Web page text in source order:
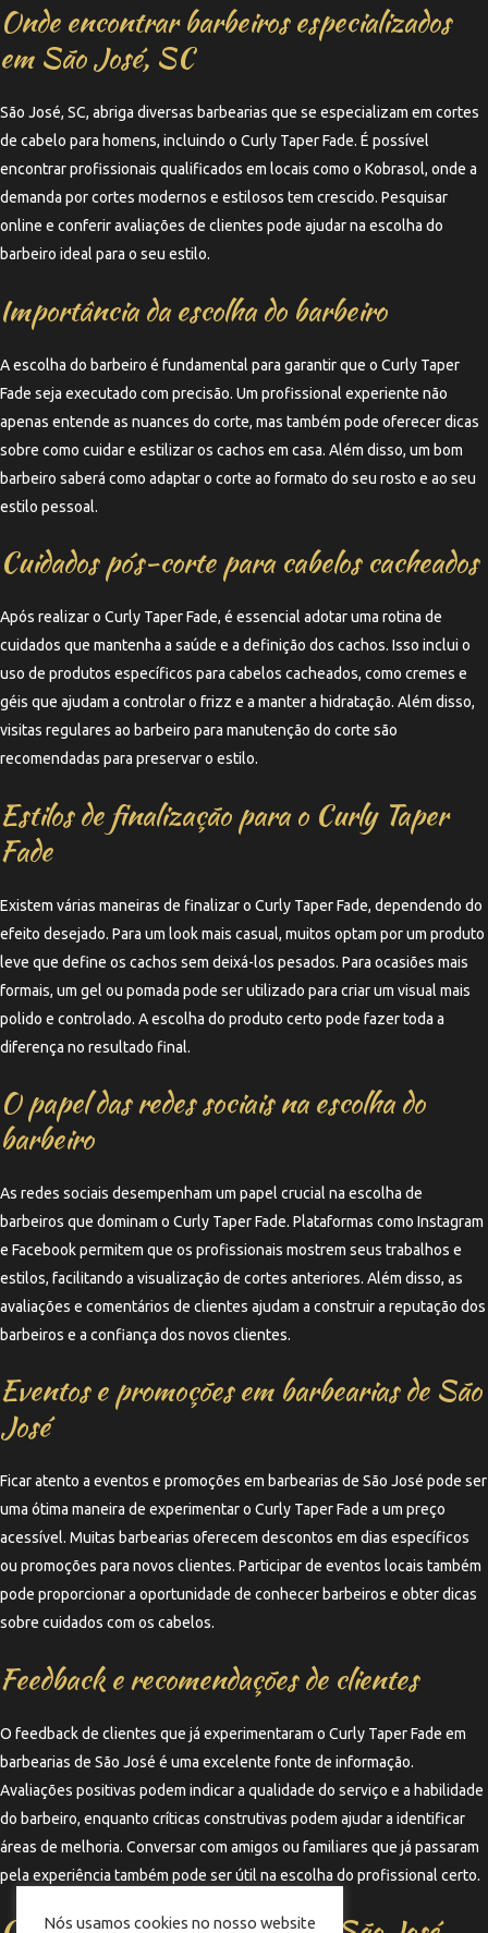
Onde encontrar barbeiros especializados
em São José, SC
São José, SC, abriga diversas barbearias que se especializam em cortes
de cabelo para homens, incluindo o Curly Taper Fade. É possível
encontrar profissionais qualificados em locais como o Kobrasol, onde a
demanda por cortes modernos e estilosos tem crescido. Pesquisar
online e conferir avaliações de clientes pode ajudar na escolha do
barbeiro ideal para o seu estilo.
Importância da escolha do barbeiro
A escolha do barbeiro é fundamental para garantir que o Curly Taper
Fade seja executado com precisão. Um profissional experiente não
apenas entende as nuances do corte, mas também pode oferecer dicas
sobre como cuidar e estilizar os cachos em casa. Além disso, um bom
barbeiro saberá como adaptar o corte ao formato do seu rosto e ao seu
estilo pessoal.
Cuidados pós-corte para cabelos cacheados
Após realizar o Curly Taper Fade, é essencial adotar uma rotina de
cuidados que mantenha a saúde e a definição dos cachos. Isso inclui o
uso de produtos específicos para cabelos cacheados, como cremes e
géis que ajudam a controlar o frizz e a manter a hidratação. Além disso,
visitas regulares ao barbeiro para manutenção do corte são
recomendadas para preservar o estilo.
Estilos de finalização para o Curly Taper
Fade
Existem várias maneiras de finalizar o Curly Taper Fade, dependendo do
efeito desejado. Para um look mais casual, muitos optam por um produto
leve que define os cachos sem deixá-los pesados. Para ocasiões mais
formais, um gel ou pomada pode ser utilizado para criar um visual mais
polido e controlado. A escolha do produto certo pode fazer toda a
diferença no resultado final.
O papel das redes sociais na escolha do
barbeiro
As redes sociais desempenham um papel crucial na escolha de
barbeiros que dominam o Curly Taper Fade. Plataformas como Instagram
e Facebook permitem que os profissionais mostrem seus trabalhos e
estilos, facilitando a visualização de cortes anteriores. Além disso, as
avaliações e comentários de clientes ajudam a construir a reputação dos
barbeiros e a confiança dos novos clientes.
Eventos e promoções em barbearias de São
José
Ficar atento a eventos e promoções em barbearias de São José pode ser
uma ótima maneira de experimentar o Curly Taper Fade a um preço
acessível. Muitas barbearias oferecem descontos em dias específicos
ou promoções para novos clientes. Participar de eventos locais também
pode proporcionar a oportunidade de conhecer barbeiros e obter dicas
sobre cuidados com os cabelos.
Feedback e recomendações de clientes
O feedback de clientes que já experimentaram o Curly Taper Fade em
barbearias de São José é uma excelente fonte de informação.
Avaliações positivas podem indicar a qualidade do serviço e a habilidade
do barbeiro, enquanto críticas construtivas podem ajudar a identificar
áreas de melhoria. Conversar com amigos ou familiares que já passaram
pela experiência também pode ser útil na escolha do profissional certo.
Nós usamos cookies no nosso website